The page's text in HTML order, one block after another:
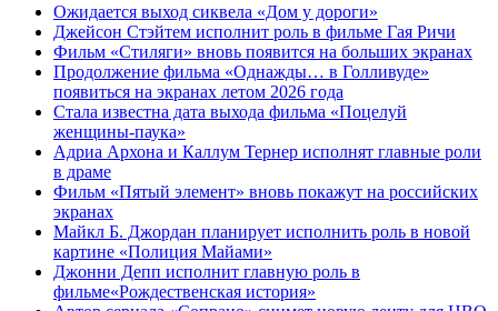
Ожидается выход сиквела «Дом у дороги»
Джейсон Стэйтем исполнит роль в фильме Гая Ричи
Фильм «Стиляги» вновь появится на больших экранах
Продолжение фильма «Однажды… в Голливуде»
появиться на экранах летом 2026 года
Стала известна дата выхода фильма «Поцелуй
женщины-паука»
Адриа Архона и Каллум Тернер исполнят главные роли
в драме
Фильм «Пятый элемент» вновь покажут на российских
экранах
Майкл Б. Джордан планирует исполнить роль в новой
картине «Полиция Майами»
Джонни Депп исполнит главную роль в
фильме«Рождественская история»